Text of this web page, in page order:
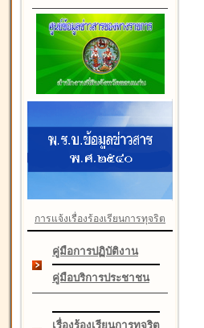
การแจ้งเรื่องร้องเรียนการทุจริต
คู่มือการปฏิบัติงาน
คู่มือบริการประชาชน
เรื่องร้องเรียนการทุจริต